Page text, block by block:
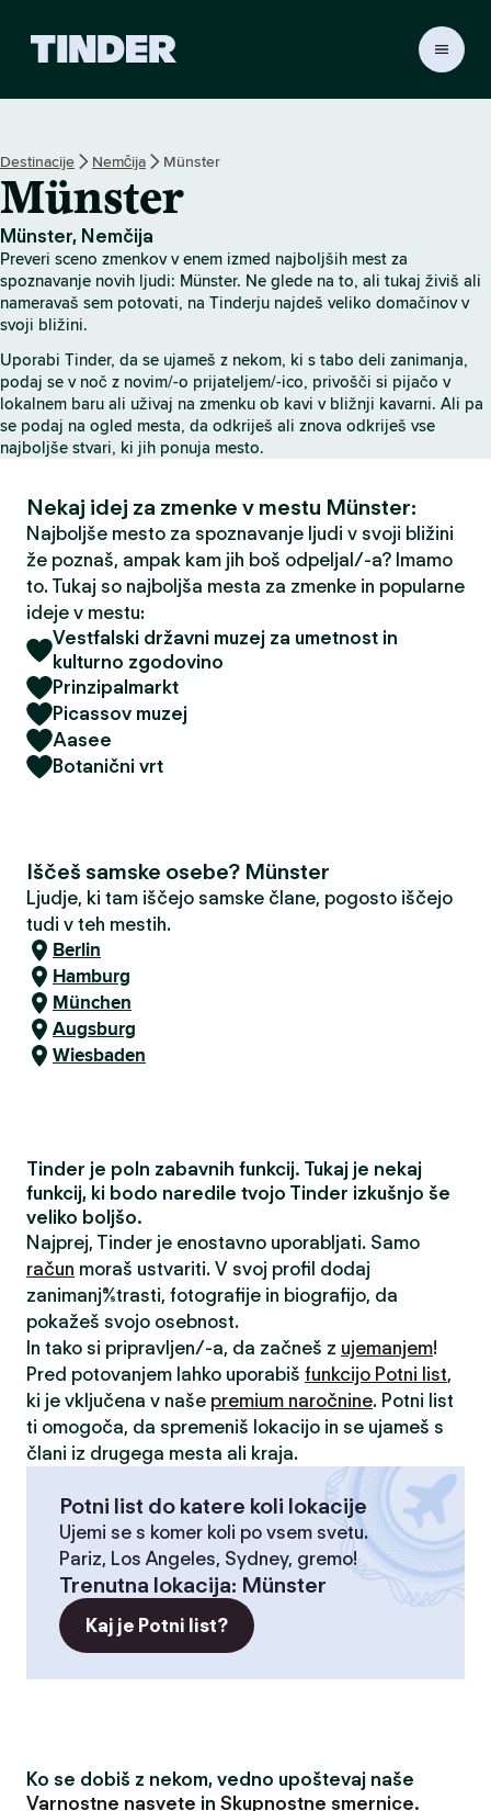
r
:
m
o
v
Destinacije Nemčija Münster
Münster
Münster, Nemčija
Preveri sceno zmenkov v enem izmed najboljših mest za
spoznavanje novih ljudi: Münster. Ne glede na to, ali tukaj živiš ali
nameravaš sem potovati, na Tinderju najdeš veliko domačinov v
svoji bližini.
Uporabi Tinder, da se ujameš z nekom, ki s tabo deli zanimanja,
podaj se v noč z novim/-o prijateljem/-ico, privošči si pijačo v
lokalnem baru ali uživaj na zmenku ob kavi v bližnji kavarni. Ali pa
se podaj na ogled mesta, da odkriješ ali znova odkriješ vse
najboljše stvari, ki jih ponuja mesto.
Nekaj idej za zmenke v mestu Münster:
Najboljše mesto za spoznavanje ljudi v svoji bližini
že poznaš, ampak kam jih boš odpeljal/-a? Imamo
to. Tukaj so najboljša mesta za zmenke in popularne
ideje v mestu:
Vestfalski državni muzej za umetnost in
kulturno zgodovino
Prinzipalmarkt
Picassov muzej
Aasee
Botanični vrt
Iščeš samske osebe? Münster
Ljudje, ki tam iščejo samske člane, pogosto iščejo
tudi v teh mestih.
Berlin
Hamburg
München
Augsburg
Wiesbaden
Tinder je poln zabavnih funkcij. Tukaj je nekaj
funkcij, ki bodo naredile tvojo Tinder izkušnjo še
veliko boljšo.
Najprej, Tinder je enostavno uporabljati. Samo
račun moraš ustvariti. V svoj profil dodaj
zanimanja/strasti, fotografije in biografijo, da
pokažeš svojo osebnost.
In tako si pripravljen/-a, da začneš z ujemanjem!
Pred potovanjem lahko uporabiš funkcijo Potni list,
ki je vključena v naše premium naročnine. Potni list
ti omogoča, da spremeniš lokacijo in se ujameš s
člani iz drugega mesta ali kraja.
Potni list do katere koli lokacije
Ujemi se s komer koli po vsem svetu.
Pariz, Los Angeles, Sydney, gremo!
Trenutna lokacija: Münster
Kaj je Potni list?
Ko se dobiš z nekom, vedno upoštevaj naše
Varnostne nasvete in Skupnostne smernice.